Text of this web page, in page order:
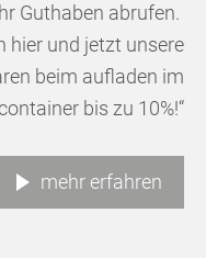
Guthaben abrufen.
hier und jetzt unsere
beim aufladen im
bis zu 10%!“
mehr erfahren